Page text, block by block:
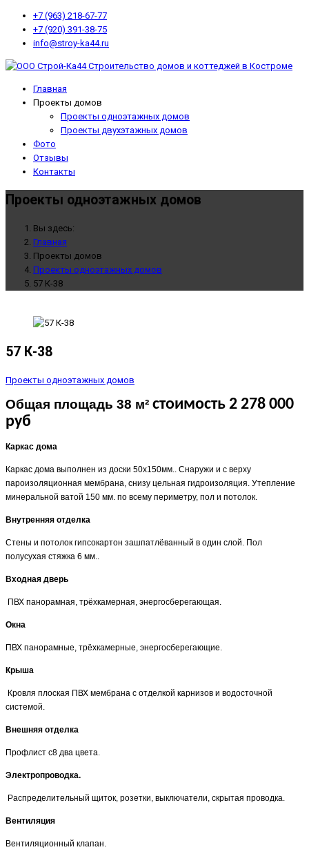
+7 (963) 218-67-77
+7 (920) 391-38-75
info@stroy-ka44.ru
Главная
Проекты домов
Проекты одноэтажных домов
Проекты двухэтажных домов
Фото
Отзывы
Контакты
Проекты одноэтажных домов
Вы здесь:
Главная
Проекты домов
Проекты одноэтажных домов
57 К-38
57 К-38
Проекты одноэтажных домов
Общая площадь 38 м² стоимость 2 278 000
руб
Каркас дома
Каркас дома выполнен из доски 50х150мм.. Снаружи и с верху
пароизоляционная мембрана, снизу цельная гидроизоляция. Утепление
минеральной ватой 150 мм. по всему периметру, пол и потолок.
Внутренняя отделка
Стены и потолок гипсокартон зашпатлёванный в один слой. Пол
полусухая стяжка 6 мм..
Входная дверь
ПВХ панорамная, трёхкамерная, энергосберегающая.
Окна
ПВХ панорамные, трёхкамерные, энергосберегающие.
Крыша
Кровля плоская ПВХ мембрана с отделкой карнизов и водосточной
системой.
Внешняя отделка
Профлист с8 два цвета.
Электропроводка.
Распределительный щиток, розетки, выключатели, скрытая проводка.
Вентиляция
Вентиляционный клапан.